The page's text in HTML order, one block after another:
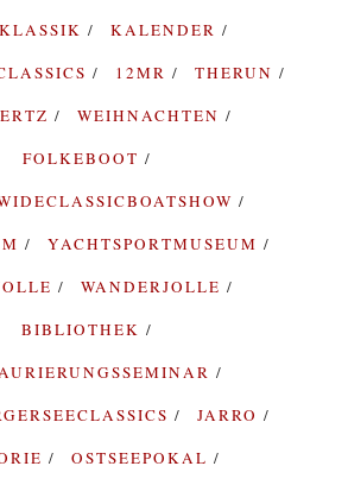
KALENDER
12MR
THERUN
WEIHNACHTEN
FOLKEBOOT
YACHTSPORTMUSEUM
WANDERJOLLE
BIBLIOTHEK
JARRO
OSTSEEPOKAL